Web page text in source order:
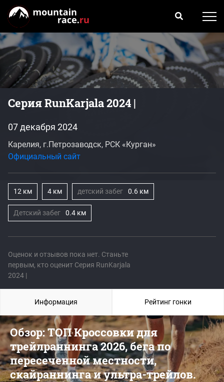
Серия RunKarjala 2024 |
Оценок и отзывов пока нет. Станьте
первым, кто оценит Серия RunKarjala
2024 |
07 декабря 2024
Карелия, г.Петрозаводск, РСК «Курган»
Официальный сайт
12 км 4 км детский забег 0.6 км
Детский забег 0.4 км
Обзор: ТОП Кроссовки для
трейлраннинга 2026, бега по
пересеченной местности,
скайраннинга и ультра-трейлов.
Информация Рейтинг гонки